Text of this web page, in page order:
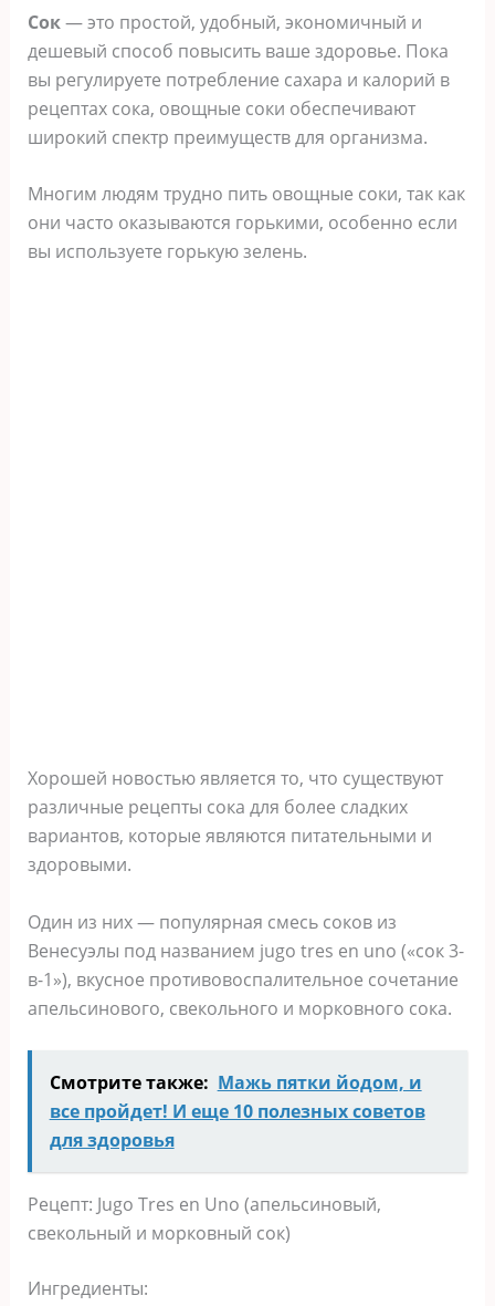
Сок— это простой, удобный, экономичный и
дешевый способ повысить ваше здоровье. Пока
вы регулируете потребление сахара и калорий в
рецептах сока, овощные соки обеспечивают
широкий спектр преимуществ для организма.
Многим людям трудно пить овощные соки, так как
они часто оказываются горькими, особенно если
вы используете горькую зелень.
Хорошей новостью является то, что существуют
различные рецепты сока для более сладких
вариантов, которые являются питательными и
здоровыми.
Один из них — популярная смесь соков из
Венесуэлы под названием jugo tres en uno («сок 3-
в-1»), вкусное противовоспалительное сочетание
апельсинового, свекольного и морковного сока.
Смотрите также: Мажь пятки йодом, и
все пройдет! И еще 10 полезных советов
для здоровья
Рецепт: Jugo Tres en Uno (апельсиновый,
свекольный и морковный сок)
Ингредиенты: